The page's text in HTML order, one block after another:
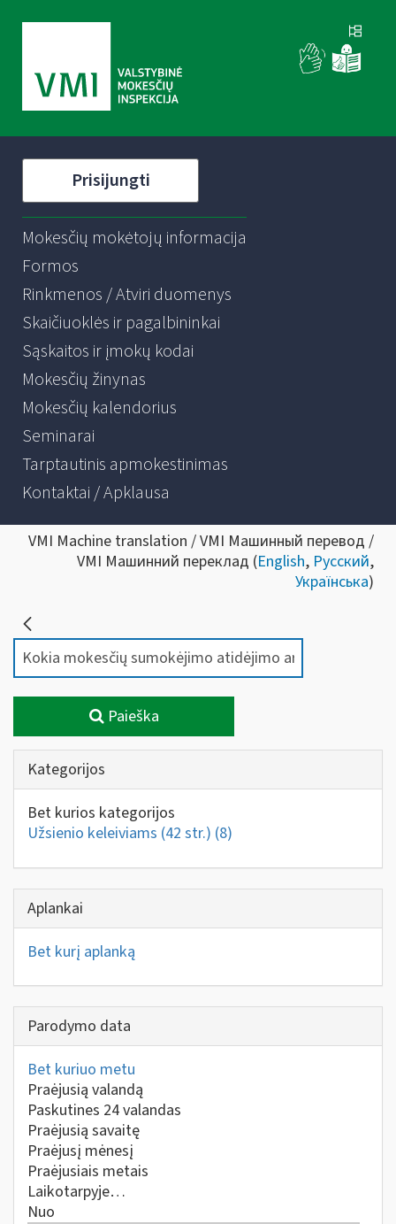
Prisijungti
Mokesčių mokėtojų informacija
Formos
Rinkmenos / Atviri duomenys
Skaičiuoklės ir pagalbininkai
Sąskaitos ir įmokų kodai
Mokesčių žinynas
Mokesčių kalendorius
Seminarai
Tarptautinis apmokestinimas
Kontaktai / Apklausa
VMI Machine translation / VMI Машинный перевод /
VMI Машинний переклад (English, Русский,
Українська)
Paieška
Kategorijos
Bet kurios kategorijos
Užsienio keleiviams (42 str.) (8)
Aplankai
Bet kurį aplanką
Parodymo data
Bet kuriuo metu
Praėjusią valandą
Paskutines 24 valandas
Praėjusią savaitę
Praėjusį mėnesį
Praėjusiais metais
Laikotarpyje…
Nuo